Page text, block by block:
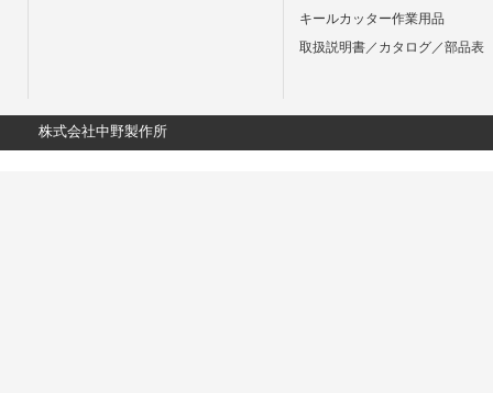
キールカッター作業用品
取扱説明書／カタログ／部品表
株式会社中野製作所